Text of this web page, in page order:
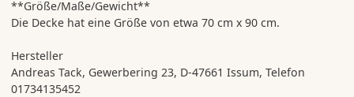
**Größe/Maße/Gewicht**
Die Decke hat eine Größe von etwa 70 cm x 90 cm.
Hersteller
Andreas Tack, Gewerbering 23, D-47661 Issum, Telefon
01734135452